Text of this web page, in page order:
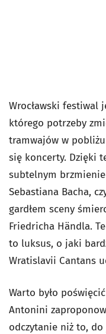
Wrocławski festiwal
którego potrzeby
tramwajów w
się koncerty. Dzięki
subtelnym
Sebastiana Bacha,
gardłem sceny
Friedricha Händla.
to luksus, o jaki
Wratislavii Cantans
Warto było
Antonini
odczytanie niż to,